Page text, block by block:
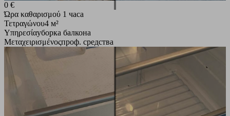
0 €
Ώρα καθαρισμού 1 часа
Τετραγώνου4 м²
Υπηρεσίαуборка балкона
Μεταχειρισμένοςпроф. средства